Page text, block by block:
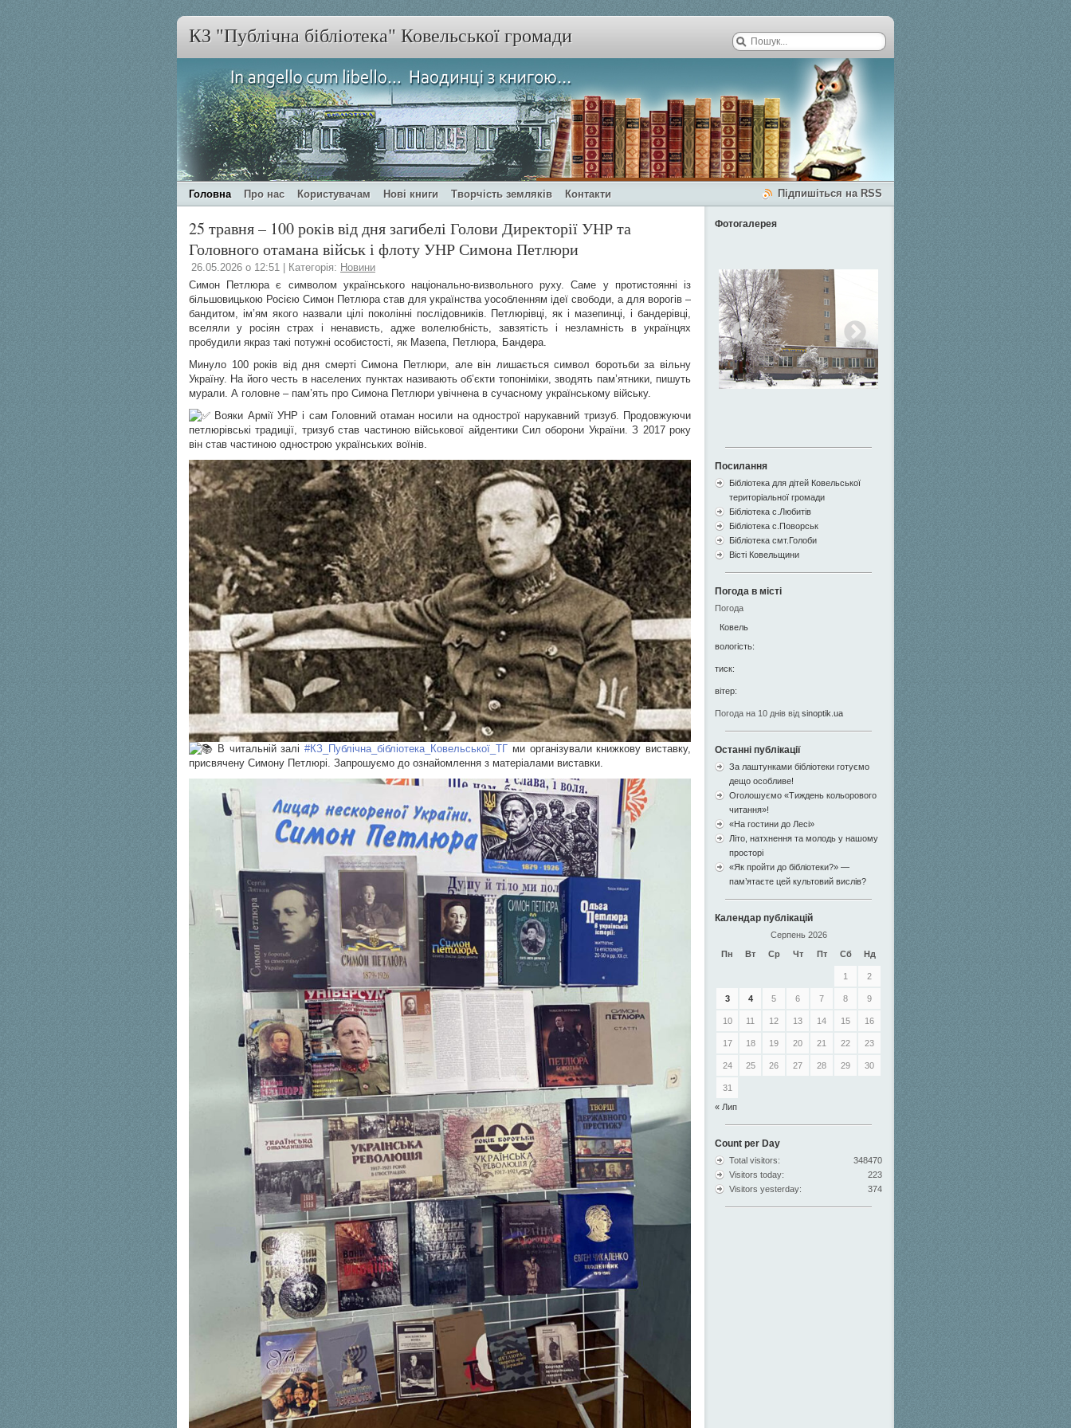
КЗ "Публічна бібліотека" Ковельської громади
Головна Про нас Користувачам Нові книги Творчість земляків Контакти Підпишіться на RSS
25 травня – 100 років від дня загибелі Голови Директорії УНР та
Головного отамана військ і флоту УНР Симона Петлюри
26.05.2026 о 12:51 | Категорія: Новини
Симон Петлюра є символом українського національно-визвольного руху. Саме у протистоянні із
більшовицькою Росією Симон Петлюра став для українства уособленням ідеї свободи, а для ворогів –
бандитом, ім’ям якого назвали цілі поколінні послідовників. Петлюрівці, як і мазепинці, і бандерівці,
вселяли у росіян страх і ненависть, адже волелюбність, завзятість і незламність в українцях
пробудили якраз такі потужні особистості, як Мазепа, Петлюра, Бандера.
Минуло 100 років від дня смерті Симона Петлюри, але він лишається символ боротьби за вільну
Україну. На його честь в населених пунктах називають об’єкти топоніміки, зводять пам’ятники, пишуть
мурали. А головне – пам’ять про Симона Петлюри увічнена в сучасному українському війську.
Вояки Армії УНР і сам Головний отаман носили на однострої нарукавний тризуб. Продовжуючи
петлюрівські традиції, тризуб став частиною військової айдентики Сил оборони України. З 2017 року
він став частиною однострою українських воїнів.
В читальній залі #КЗ_Публічна_бібліотека_Ковельської_ТГ ми організували книжкову виставку,
присвячену Симону Петлюрі. Запрошуємо до ознайомлення з матеріалами виставки.
Фотогалерея
Посилання
Бібліотека для дітей Ковельської
територіальної громади
Бібліотека с.Любитів
Бібліотека с.Поворськ
Бібліотека смт.Голоби
Вісті Ковельщини
Погода в місті
Погода
Ковель
вологість:
тиск:
вітер:
Погода на 10 днів від sinoptik.ua
Останні публікації
За лаштунками бібліотеки готуємо
дещо особливе!
Оголошуємо «Тиждень кольорового
читання»!
«На гостини до Лесі»
Літо, натхнення та молодь у нашому
просторі
«Як пройти до бібліотеки?» —
пам’ятаєте цей культовий вислів?
Календар публікацій
Серпень 2026
Пн
Вт Ср Чт Пт Сб Нд
1 2
3 4 5 6 7 8 9
10 11 12 13 14 15 16
17 18 19 20 21 22 23
24 25 26 27 28 29 30
31
« Лип
Count per Day
348470
Total visitors:
223
Visitors today:
374
Visitors yesterday: